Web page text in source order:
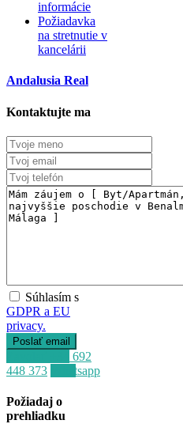
informácie
Požiadavka
na stretnutie v
kancelárii
Andalusia Real
Kontaktujte ma
Súhlasím s
GDPR a EU
privacy.
+34 692
448 373
Whatsapp
Požiadaj o
prehliadku